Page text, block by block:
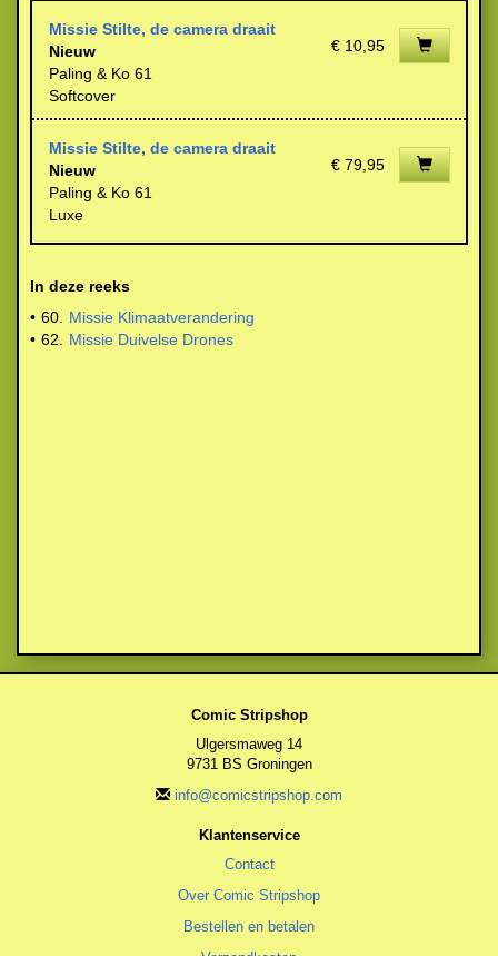
Missie Stilte, de camera draait
Nieuw
Paling & Ko 61
Softcover
€ 10,95
Missie Stilte, de camera draait
Nieuw
Paling & Ko 61
Luxe
€ 79,95
In deze reeks
• 60.
Missie Klimaatverandering
• 62. Missie Duivelse Drones
Comic Stripshop
Ulgersmaweg 14
9731 BS Groningen
info@comicstripshop.com
Klantenservice
Contact
Over Comic Stripshop
Bestellen en betalen